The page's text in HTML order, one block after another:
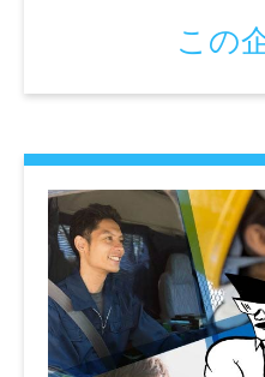
（資格取得支援
の定める業務】
この